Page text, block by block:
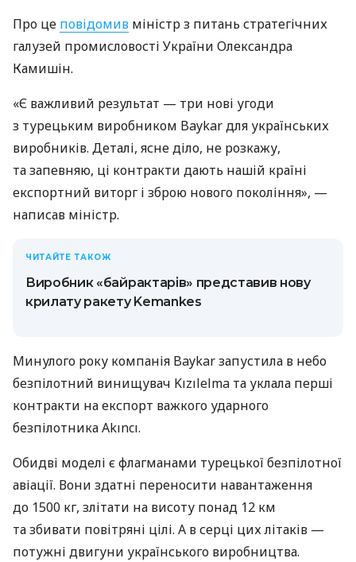
Про це повідомив міністр з питань стратегічних
галузей промисловості України Олександра
Камишін.
«Є важливий результат — три нові угоди
з турецьким виробником Baykar для українських
виробників. Деталі, ясне діло, не розкажу,
та запевняю, ці контракти дають нашій країні
експортний виторг і зброю нового покоління», —
написав міністр.
ЧИТАЙТЕ ТАКОЖ
Виробник «байрактарів» представив нову
крилату ракету Kemankes
Минулого року компанія Baykar запустила в небо
безпілотний винищувач Kızılelma та уклала перші
контракти на експорт важкого ударного
безпілотника Akıncı.
Обидві моделі є флагманами турецької безпілотної
авіації. Вони здатні переносити навантаження
до 1500 кг, злітати на висоту понад 12 км
та збивати повітряні цілі. А в серці цих літаків —
потужні двигуни українського виробництва.